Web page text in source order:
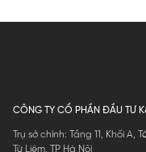
CÔNG TY CỔ PHẦN ĐẦU TƯ
Trụ sở chính: Tầng 11, Khối
Từ Liêm, TP Hà Nội